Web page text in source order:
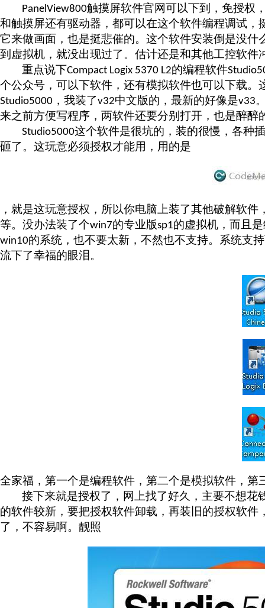
PanelView800触摸屏软件官网可以下到，免授权
和触摸屏还有驱动器，都可以在这个软件编程调试，
它来做画面，也是挺悲催的。这个软件安装倒是没什
到虚拟机，就没出现过了。估计还是和其他工控软件
重点说下Compact Logix 5370 L2的编程软件
个公众号，可以下软件，还有模拟软件也可以下载。
Studio5000 ，我装了v32中文版的，最新的好像是v33
来之前方便写程序，两软件还要分别打开，也是醉醉
Studio5000这个软件是很坑的，装的很慢，各种
砸了。这玩意必须授权才能用，用的是
，就是这玩意授权，所以你电脑上装了其他破解软
等。没办法装了个win7的专业版sp1的虚拟机，而且
win10的系统，也不要太新，不然也不支持。系统支
流下了幸福的眼泪。
全家福，第一个是编程软件，第二个是模拟软件，第
接下来就是授权了，网上找了好久，主要不想
的软件较新，要把授权软件卸载，再装旧的授权软
了，不容易啊。靓照